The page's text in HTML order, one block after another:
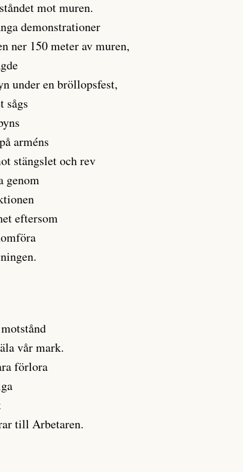
mot muren.
demonstrationer
ner 150 meter av muren,
under en bröllopsfest,
sågs
arméns
stängslet och rev
genom
eftersom
vår mark.
förlora
till Arbetaren.